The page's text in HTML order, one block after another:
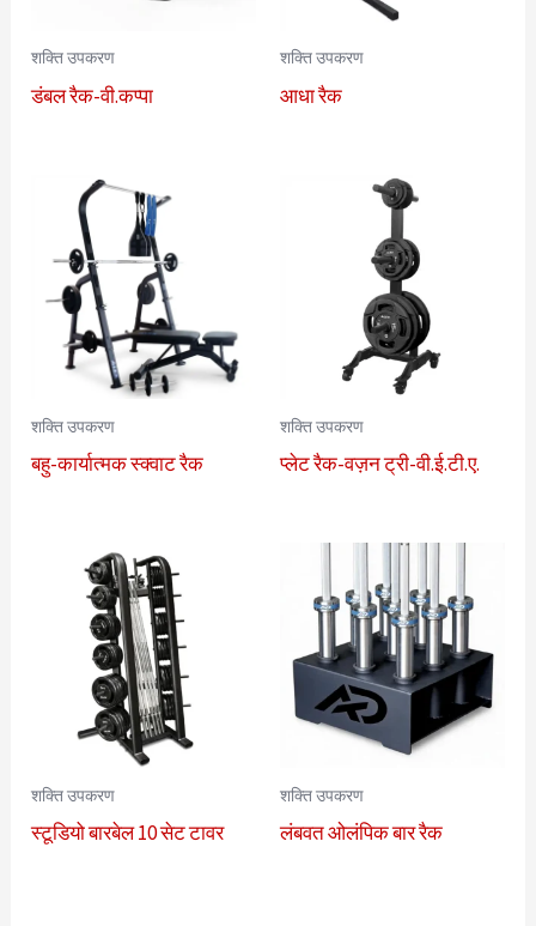
शक्ति उपकरण
डंबल रैक-वी.कप्पा
शक्ति उपकरण
आधा रैक
शक्ति उपकरण
बहु-कार्यात्मक स्क्वाट रैक
शक्ति उपकरण
प्लेट रैक-वज़न ट्री-वी.ई.टी.ए.
शक्ति उपकरण
स्टूडियो बारबेल 10 सेट टावर
शक्ति उपकरण
लंबवत ओलंपिक बार रैक